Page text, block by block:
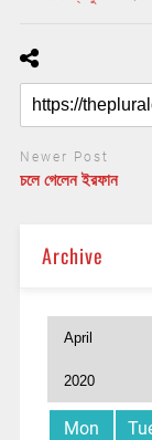
Newer Post
চলে গেলেন ইরফান
Archive
Mon